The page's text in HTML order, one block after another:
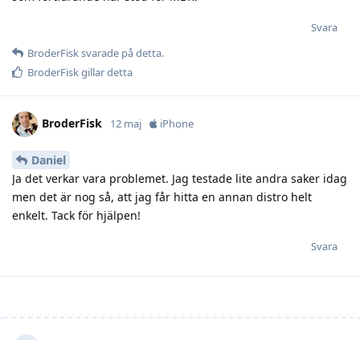
Svara
BroderFisksvarade på detta.
BroderFiskgillar detta
BroderFisk 12 maj iPhone
Daniel
Ja det verkar vara problemet. Jag testade lite andra saker idag
men det är nog så, att jag får hitta en annan distro helt
enkelt. Tack för hjälpen!
Svara